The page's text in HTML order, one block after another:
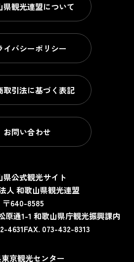
県観光連盟について
イバシーポリシー
取引法に基づく表記
お問い合わせ
県公式観光サイト
人 和歌山県観光連盟
〒640-8585
原通1-1 和歌山県庁観光振興課内
4631FAX. 073-432-8313
京観光センター